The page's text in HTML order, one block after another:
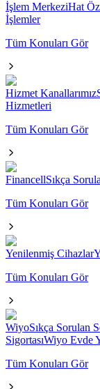
İşlem MerkeziHat
İşlemler
Tüm Konuları Gör
Hizmet Kanallarımız
Hizmetleri
Tüm Konuları Gör
FinancellSıkça
Tüm Konuları Gör
Yenilenmiş Cihazlar
Tüm Konuları Gör
WiyoSıkça Sorulan
SigortasıWiyo Evde
Tüm Konuları Gör